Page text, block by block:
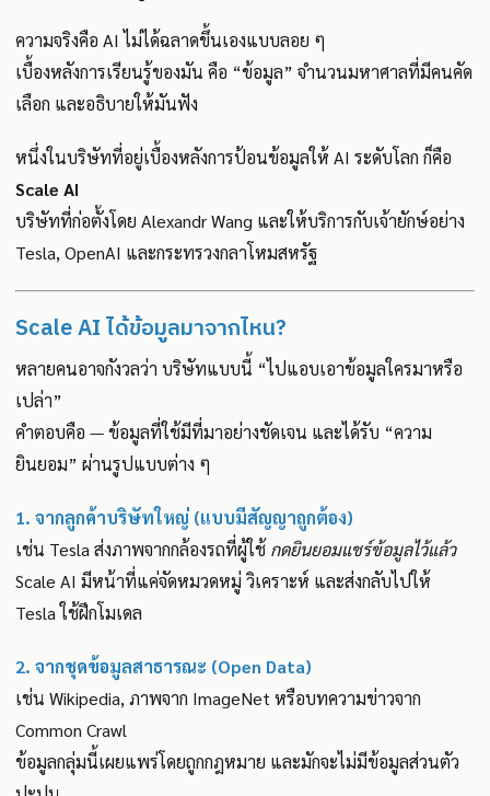
ความจริงคือ AI ไม่ได้ฉลาดขึ้นเองแบบลอย ๆ
เบื้องหลังการเรียนรู้ของมัน คือ “ข้อมูล” จำนวนมหาศาลที่มีคนคัด
เลือก และอธิบายให้มันฟัง
หนึ่งในบริษัทที่อยู่เบื้องหลังการป้อนข้อมูลให้ AI ระดับโลก ก็คือ
Scale AI
บริษัทที่ก่อตั้งโดย Alexandr Wang และให้บริการกับเจ้ายักษ์อย่าง
Tesla, OpenAI และกระทรวงกลาโหมสหรัฐ
Scale AI ได้ข้อมูลมาจากไหน?
หลายคนอาจกังวลว่า บริษัทแบบนี้ “ไปแอบเอาข้อมูลใครมาหรือ
เปล่า”
คำตอบคือ — ข้อมูลที่ใช้มีที่มาอย่างชัดเจน และได้รับ “ความ
ยินยอม” ผ่านรูปแบบต่าง ๆ
1. จากลูกค้าบริษัทใหญ่ (แบบมีสัญญาถูกต้อง)
เช่น Tesla ส่งภาพจากกล้องรถที่ผู้ใช้ กดยินยอมแชร์ข้อมูลไว้แล้ว
Scale AI มีหน้าที่แค่จัดหมวดหมู่ วิเคราะห์ และส่งกลับไปให้
Tesla ใช้ฝึกโมเดล
2. จากชุดข้อมูลสาธารณะ (Open Data)
เช่น Wikipedia, ภาพจาก ImageNet หรือบทความข่าวจาก
Common Crawl
ข้อมูลกลุ่มนี้เผยแพร่โดยถูกกฎหมาย และมักจะไม่มีข้อมูลส่วนตัว